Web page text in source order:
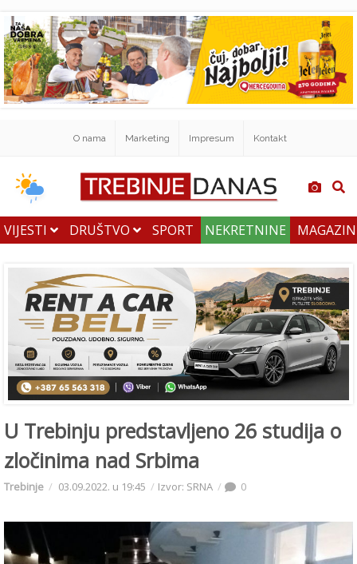
O nama Marketing Impresum Kontakt
VIJESTI DRUŠTVO SPORT NEKRETNINE
U Trebinju predstavljeno 26 studija o
zločinima nad Srbima
Trebinje 03.09.2022. u 19:45 Izvor: SRNA 0